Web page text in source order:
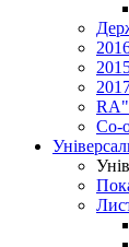
RA"
Co-